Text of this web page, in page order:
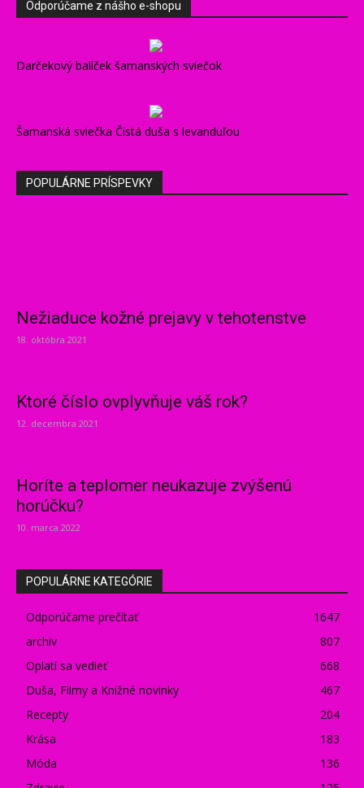
Odporúčame z nášho e-shopu
Darčekový balíček šamanských sviečok
Šamanská sviečka Čistá duša s levanduľou
POPULÁRNE PRÍSPEVKY
Nežiaduce kožné prejavy v tehotenstve
18. októbra 2021
Ktoré číslo ovplyvňuje váš rok?
12. decembra 2021
Horíte a teplomer neukazuje zvýšenú
horúčku?
10. marca 2022
POPULÁRNE KATEGÓRIE
Odporúčame prečítať
1647
archiv
807
Oplatí sa vedieť
668
Duša, Filmy a Knižné novinky
467
Recepty
204
Krása
183
Móda
136